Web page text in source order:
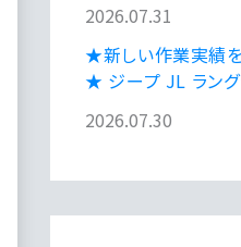
2026.07.31
★新しい作業実績
★ ジープ JL ラング
2026.07.30